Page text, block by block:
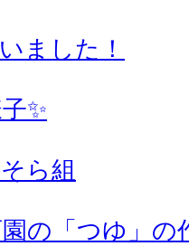
ました！
✨
ら組
の「つゆ」の